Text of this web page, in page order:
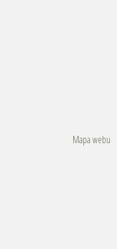
Mapa webu